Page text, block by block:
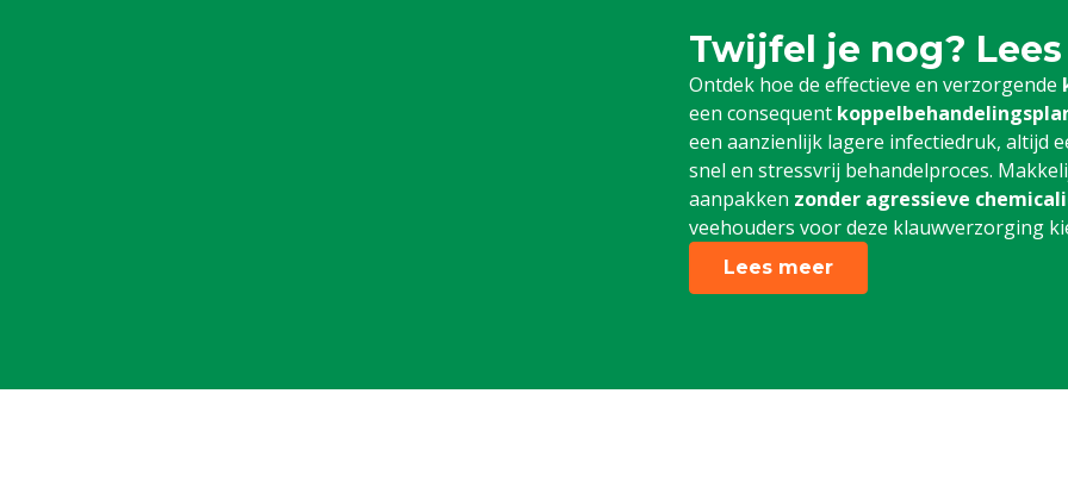
Twijfel je nog?
Ontdek hoe de effectieve en verzorgende
een consequent
een aanzienlijk lagere infectiedruk, altijd
snel en stressvrij behandelproces.
aanpakken zonder agressieve
veehouders voor deze klauwverzorging
Lees meer